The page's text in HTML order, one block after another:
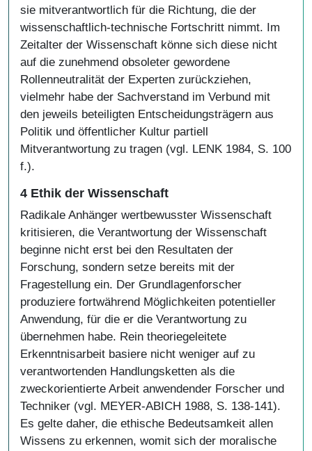
sie mitverantwortlich für die Richtung, die der
wissenschaftlich-technische Fortschritt nimmt. Im
Zeitalter der Wissenschaft könne sich diese nicht
auf die zunehmend obsoleter gewordene
Rollenneutralität der Experten zurückziehen,
vielmehr habe der Sachverstand im Verbund mit
den jeweils beteiligten Entscheidungsträgern aus
Politik und öffentlicher Kultur partiell
Mitverantwortung zu tragen (vgl. LENK 1984, S. 100
f.).
4 Ethik der Wissenschaft
Radikale Anhänger wertbewusster Wissenschaft
kritisieren, die Verantwortung der Wissenschaft
beginne nicht erst bei den Resultaten der
Forschung, sondern setze bereits mit der
Fragestellung ein. Der Grundlagenforscher
produziere fortwährend Möglichkeiten potentieller
Anwendung, für die er die Verantwortung zu
übernehmen habe. Rein theoriegeleitete
Erkenntnisarbeit basiere nicht weniger auf zu
verantwortenden Handlungsketten als die
zweckorientierte Arbeit anwendender Forscher und
Techniker (vgl. MEYER-ABICH 1988, S. 138-141).
Es gelte daher, die ethische Bedeutsamkeit allen
Wissens zu erkennen, womit sich der moralische